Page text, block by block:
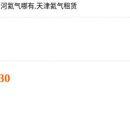
氦气哪有,天津氦气租赁